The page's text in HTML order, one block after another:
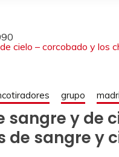
cielo – corcobado y los
grupo
sangre y de
de sangre y